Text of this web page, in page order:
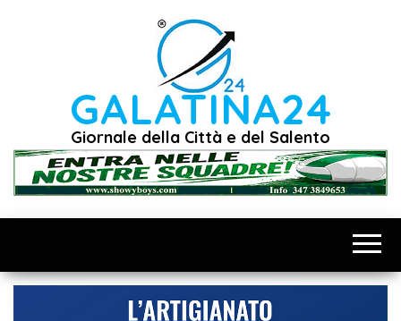
GALATINA24
Giornale della Città e del Salento